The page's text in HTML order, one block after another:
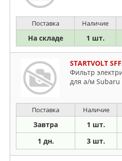
Поставка Наличие
На складе 1 шт.
STARTVOLT
Фильтр
для а/м Subaru
Поставка Наличие
Завтра 1 шт.
1 дн. 3 шт.